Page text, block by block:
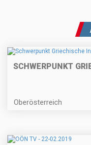
SCHWERPUNKT
Oberösterreich